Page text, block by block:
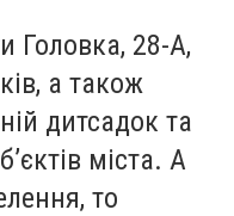
Головка, 28-А,
а також
дитсадок та
міста. А
то